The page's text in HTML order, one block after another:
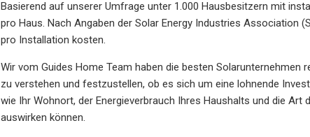
Basierend auf unserer Umfrage unter 1.000 Hausbesitzern mit
pro Haus. Nach Angaben der Solar Energy Industries Association
pro Installation kosten.
Wir vom Guides Home Team haben die besten
zu verstehen und festzustellen, ob es sich um eine lohnende
wie Ihr Wohnort, der Energieverbrauch Ihres Haushalts und die
auswirken können.